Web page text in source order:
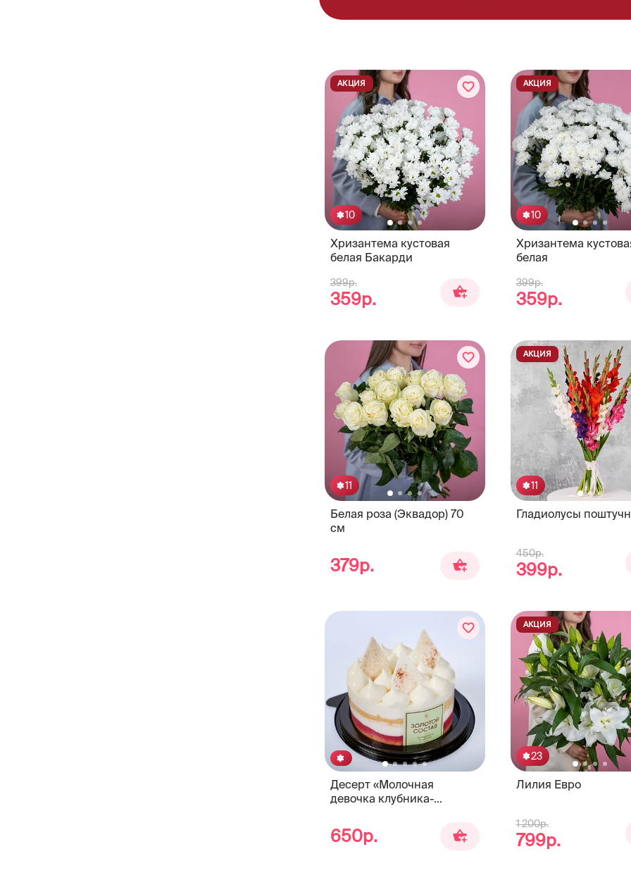
10
Хризантема кустовая
белая Бакарди
АКЦИЯ
399р.
359р.
10
Хризантема
белая
АКЦИЯ
399р.
359р.
11
Белая роза (Эквадор) 70
см
379р.
11
Гладиолусы
АКЦИЯ
450р.
399р.
Десерт «Молочная
девочка клубника-
СОСТАВ
650р.
23
Лилия Евро
АКЦИЯ
1 200р.
799р.